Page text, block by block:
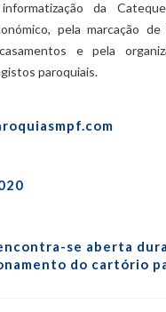
da
pela marcação
e pela
paroquiais.
se aberta
do cartório